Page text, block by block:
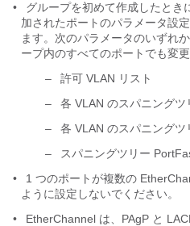
•
グループを初めて作成したとき
加されたポートのパラメータ設
ます。次のパラメータのいずれ
ープ内のすべてのポートでも変
–
許可 VLAN リスト
–
各 VLAN のスパニングツ
–
各 VLAN のスパニングツ
–
スパニングツリー
•
1 つのポートが複数の
ように設定しないでください。
•
EtherChannel は、PAgP と